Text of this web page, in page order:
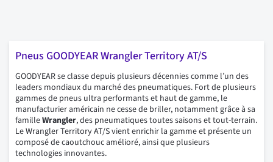
Pneus GOODYEAR Wrangler Territory AT/S
GOODYEAR se classe depuis plusieurs décennies comme l’un des
leaders mondiaux du marché des pneumatiques. Fort de plusieurs
gammes de pneus ultra performants et haut de gamme, le
manufacturier américain ne cesse de briller, notamment grâce à sa
familleWrangler, des pneumatiques toutes saisons et tout-terrain.
Le Wrangler Territory AT/S vient enrichir la gamme et présente un
composé de caoutchouc amélioré, ainsi que plusieurs
technologies innovantes.